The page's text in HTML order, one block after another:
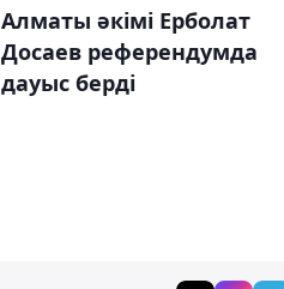
Алматы әкімі Ерболат
Досаев референдумда
дауыс берді